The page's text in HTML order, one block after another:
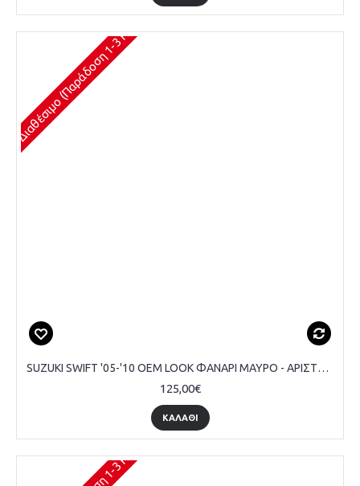
Διαθέσιμο (Παράδοση 1-3 Ημέρες)
SUZUKI SWIFT '05-'10 ΟΕΜ LOOK ΦΑΝΑΡΙ ΜΑΥΡΟ - ΑΡΙΣΤΕΡΟ
125,00€
ΚΑΛΆΘΙ